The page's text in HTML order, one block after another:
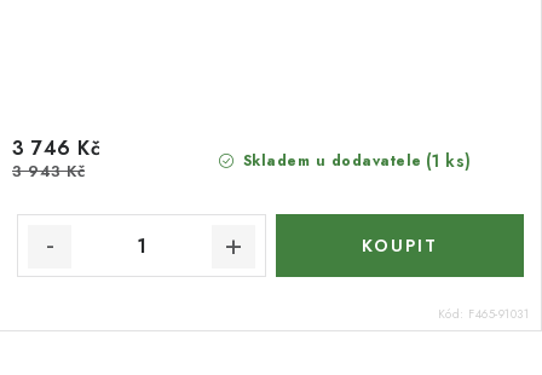
Skladem u dodavatele (1 ks)
3 746 Kč
3 943 Kč
Kód: F465-91031